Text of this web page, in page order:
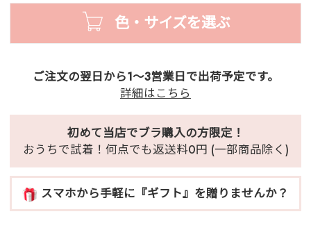
色・サイズを選ぶ
ご注文の翌日から1～3営業日で出荷予定です。
詳細はこちら
初めて当店でブラ購入の方限定！
おうちで試着！何点でも返送料0円 (一部商品除く)
スマホから手軽に『ギフト』を贈りませんか？